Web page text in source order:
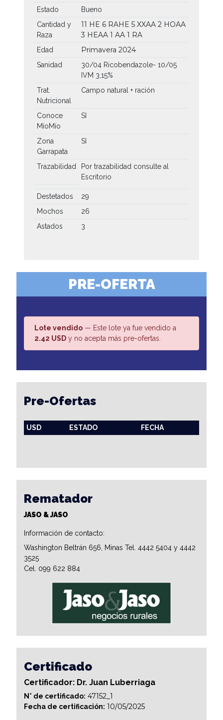
Estado
Bueno
Cantidad y
Raza
11 HE 6 RAHE 5 XXAA 2 HOAA
3 HEAA 1 AA 1 RA
Edad Primavera 2024
Sanidad
30/04 Ricobendazole- 10/05
IVM 3,15%
Trat.
Nutricional
Campo natural + ración
Conoce
MíoMío
SI
Zona
Garrapata
SI
Trazabilidad
Por trazabilidad consulte al
Escritorio
Destetados
29
Mochos
26
Astados
3
PRE-OFERTA
Lote vendido — Este lote ya fue vendido a
2.42 USD y no acepta más pre-ofertas.
Pre-Ofertas
USD ESTADO FECHA
Rematador
JASO & JASO
Información de contacto:
Washington Beltrán 656, Minas Tel. 4442 5404 y 4442
3525
Cel. 099 622 884
Certificado
Certificador: Dr. Juan Luberriaga
N° de certificado: 47152_1
Fecha de certificación: 10/05/2025